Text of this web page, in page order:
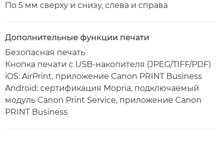
По 5 мм сверху и снизу, слева и справа
Дополнительные функции печати
Безопасная печать
Кнопка печати с USB-накопителя (JPEG/TIFF/PDF)
iOS: AirPrint, приложение Canon PRINT Business
Android: сертификация Mopria, подключаемый
модуль Canon Print Service, приложение Canon
PRINT Business